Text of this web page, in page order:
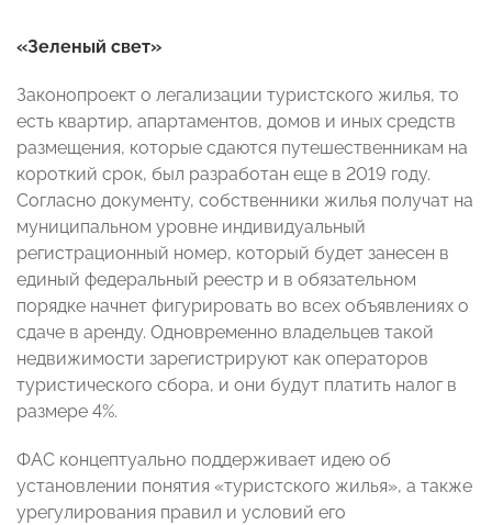
«Зеленый свет»
Законопроект о легализации туристского жилья, то
есть квартир, апартаментов, домов и иных средств
размещения, которые сдаются путешественникам на
короткий срок, был разработан еще в 2019 году.
Согласно документу, собственники жилья получат на
муниципальном уровне индивидуальный
регистрационный номер, который будет занесен в
единый федеральный реестр и в обязательном
порядке начнет фигурировать во всех объявлениях о
сдаче в аренду. Одновременно владельцев такой
недвижимости зарегистрируют как операторов
туристического сбора, и они будут платить налог в
размере 4%.
ФАС концептуально поддерживает идею об
установлении понятия «туристского жилья», а также
урегулирования правил и условий его